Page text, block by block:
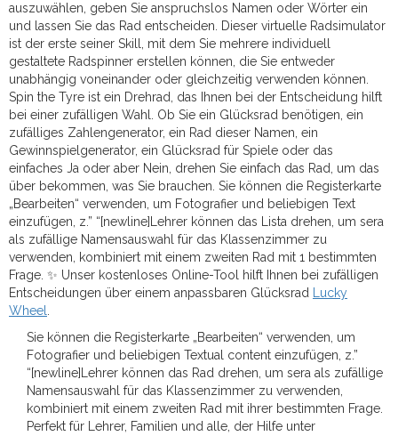
auszuwählen, geben Sie anspruchslos Namen oder Wörter ein
und lassen Sie das Rad entscheiden. Dieser virtuelle Radsimulator
ist der erste seiner Skill, mit dem Sie mehrere individuell
gestaltete Radspinner erstellen können, die Sie entweder
unabhängig voneinander oder gleichzeitig verwenden können.
Spin the Tyre ist ein Drehrad, das Ihnen bei der Entscheidung hilft
bei einer zufälligen Wahl. Ob Sie ein Glücksrad benötigen, ein
zufälliges Zahlengenerator, ein Rad dieser Namen, ein
Gewinnspielgenerator, ein Glücksrad für Spiele oder das
einfaches Ja oder aber Nein, drehen Sie einfach das Rad, um das
über bekommen, was Sie brauchen. Sie können die Registerkarte
„Bearbeiten“ verwenden, um Fotografier und beliebigen Text
einzufügen, z.” “[newline]Lehrer können das Lista drehen, um sera
als zufällige Namensauswahl für das Klassenzimmer zu
verwenden, kombiniert mit einem zweiten Rad mit 1 bestimmten
Frage. ✨ Unser kostenloses Online-Tool hilft Ihnen bei zufälligen
Entscheidungen über einem anpassbaren Glücksrad
Lucky
Wheel
Sie können die Registerkarte „Bearbeiten“ verwenden, um
Fotografier und beliebigen Textual content einzufügen, z.”
“[newline]Lehrer können das Rad drehen, um sera als zufällige
Namensauswahl für das Klassenzimmer zu verwenden,
kombiniert mit einem zweiten Rad mit ihrer bestimmten Frage.
Perfekt für Lehrer, Familien und alle, der Hilfe unter